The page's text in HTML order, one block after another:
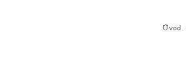
Úvod